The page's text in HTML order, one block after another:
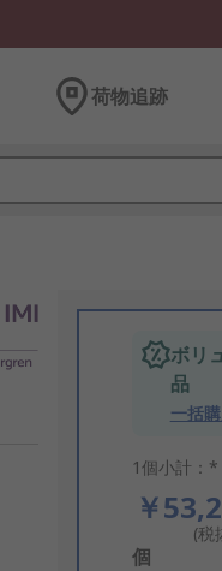
荷物追跡
ボリ
品
一括
1個小計：*
￥
(税
Add
個